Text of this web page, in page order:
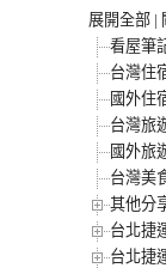
展開全部 |
看屋筆
台灣住
國外住
台灣旅
國外旅
台灣美
其他分
台北捷
台北捷